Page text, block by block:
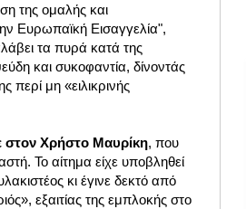
της ομαλής και
Ευρωπαϊκή Εισαγγελία",
τα πυρά κατά της
και συκοφαντία, δίνοντάς
περί μη «ειλικρινής
στον Χρήστο Μαυρίκη, που
Το αίτημα είχε υποβληθεί
κι έγινε δεκτό από
εξαιτίας της εμπλοκής στο